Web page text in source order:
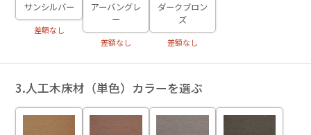
サンシルバー
差額なし
アーバングレ
ー
差額なし
ダークブロン
ズ
差額なし
3.人工木床材（単色）カラーを選ぶ